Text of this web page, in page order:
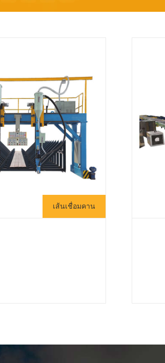
เส้นเชื่อมคาน